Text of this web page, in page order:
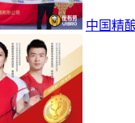
中国精